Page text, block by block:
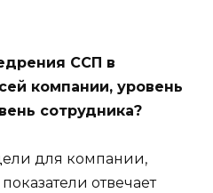
ССП в
компании, уровень
сотрудника?
для компании,
отвечает